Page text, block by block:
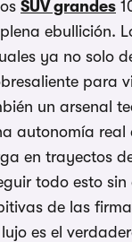
SUV grandes
ebullición.
ya no solo
para
un arsenal
autonomía real
en trayectos
todo esto sin
de las
es el